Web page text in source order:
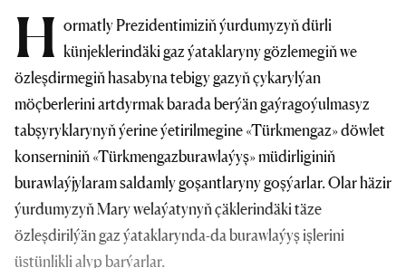
H ormatly Prezidentimiziň ýurdumyzyň dürli
künjeklerindäki gaz ýataklaryny gözlemegiň we
özleşdirmegiň hasabyna tebigy gazyň çykarylýan
möçberlerini artdyrmak barada berýän gaýragoýulmasyz
tabşyryklarynyň ýerine ýetirilmegine «Türkmengaz» döwlet
konserniniň «Türkmengazburawlaýyş» müdirliginiň
burawlaýjylaram saldamly goşantlaryny goşýarlar. Olar häzir
ýurdumyzyň Mary welaýatynyň çäklerindäki täze
özleşdirilýän gaz ýataklarynda-da burawlaýyş işlerini
üstünlikli alyp barýarlar.